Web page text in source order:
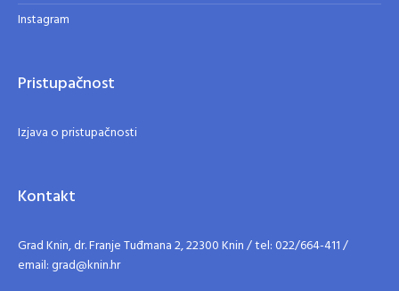
Instagram
Pristupačnost
Izjava o pristupačnosti
Kontakt
Grad Knin, dr. Franje Tuđmana 2, 22300 Knin / tel: 022/664-411 /
email: grad@knin.hr